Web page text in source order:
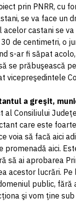
prin PNRR, cu
se va face un
castani se
de centimetri, o
s-ar fi săpat
se prăbuşească
vicepreşedintele
a greşit,
al Consiliului
care este
voia să facă aici
promenadă aici.
să ai aprobarea
acestor lucrări.
public, fără
şi vom ţine